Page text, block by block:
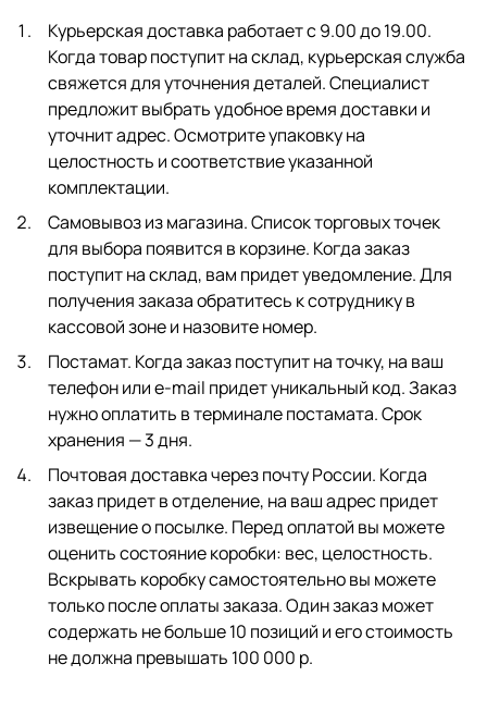
Курьерская доставка работает с 9.00 до 19.00.
Когда товар поступит на склад, курьерская служба
свяжется для уточнения деталей. Специалист
предложит выбрать удобное время доставки и
уточнит адрес. Осмотрите упаковку на
целостность и соответствие указанной
комплектации.
Самовывоз из магазина. Список торговых точек
для выбора появится в корзине. Когда заказ
поступит на склад, вам придет уведомление. Для
получения заказа обратитесь к сотруднику в
кассовой зоне и назовите номер.
Постамат. Когда заказ поступит на точку, на ваш
телефон или e-mail придет уникальный код. Заказ
нужно оплатить в терминале постамата. Срок
хранения — 3 дня.
Почтовая доставка через почту России. Когда
заказ придет в отделение, на ваш адрес придет
извещение о посылке. Перед оплатой вы можете
оценить состояние коробки: вес, целостность.
Вскрывать коробку самостоятельно вы можете
только после оплаты заказа. Один заказ может
содержать не больше 10 позиций и его стоимость
не должна превышать 100 000 р.